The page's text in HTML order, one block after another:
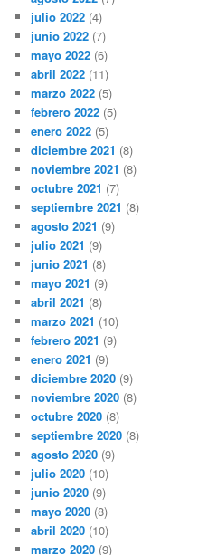
julio 2022 (4)
junio 2022 (7)
mayo 2022 (6)
abril 2022 (11)
marzo 2022 (5)
febrero 2022 (5)
enero 2022 (5)
diciembre 2021 (8)
noviembre 2021 (8)
octubre 2021 (7)
septiembre 2021 (8)
agosto 2021 (9)
julio 2021 (9)
junio 2021 (8)
mayo 2021 (9)
abril 2021 (8)
marzo 2021 (10)
febrero 2021 (9)
enero 2021 (9)
diciembre 2020 (9)
noviembre 2020 (8)
octubre 2020 (8)
septiembre 2020 (8)
agosto 2020 (9)
julio 2020 (10)
junio 2020 (9)
mayo 2020 (8)
abril 2020 (10)
marzo 2020 (9)